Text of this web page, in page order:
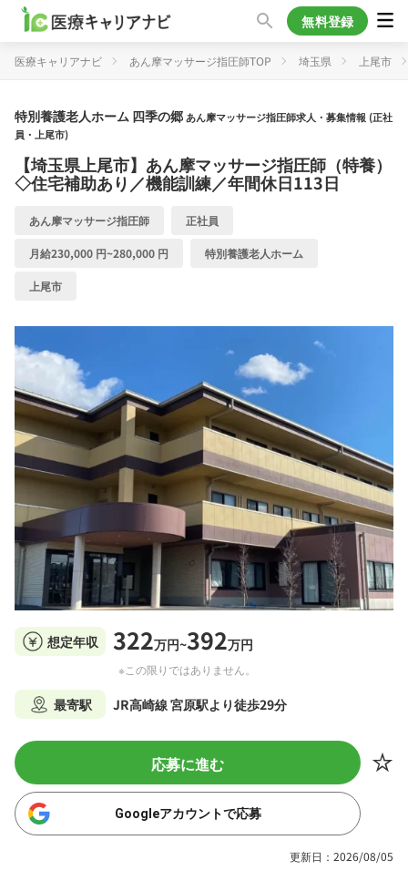
無料登録
医療キャリアナビ あん摩マッサージ指圧師TOP 埼玉県 上尾市
特別養護老人ホーム 四季の郷 あん摩マッサージ指圧師求人・募集情報 (正社
員・上尾市)
【埼玉県上尾市】あん摩マッサージ指圧師（特養）
◇住宅補助あり／機能訓練／年間休日113日
あん摩マッサージ指圧師 正社員
月給230,000 円~280,000 円 特別養護老人ホーム
上尾市
想定年収 322万円~392万円
※この限りではありません。
最寄駅 JR高崎線 宮原駅より徒歩29分
応募に進む
Googleアカウントで応募
更新日：2026/08/05